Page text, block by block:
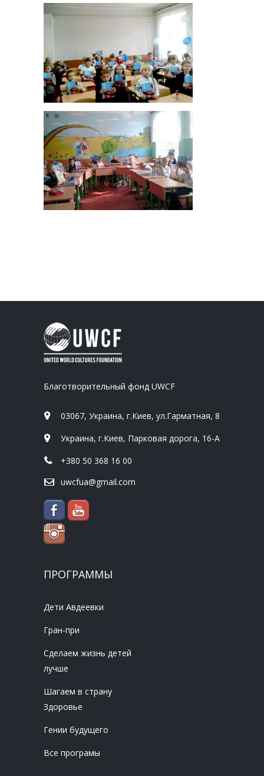
Благотворительный фонд UWCF
03067, Украина, г.Киев, ул.Гарматная, 8
Украина, г.Киев, Парковая дорога, 16-А
+380 50 368 16 00
uwcfua@gmail.com
ПРОГРАММЫ
Дети Авдеевки
Гран-при
Сделаем жизнь детей
лучше
Шагаем в страну
Здоровье
Гении будущего
Все програмы